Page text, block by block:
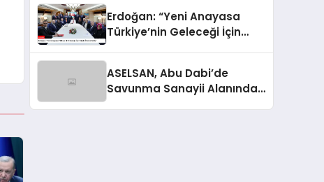
Erdoğan: “Yeni Anayasa
Türkiye’nin Geleceği İçin
ASELSAN, Abu Dabi’de
Savunma Sanayii Alanında